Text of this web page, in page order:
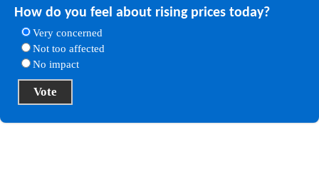
How do you feel about rising prices today?
Very concerned
Not too affected
No impact